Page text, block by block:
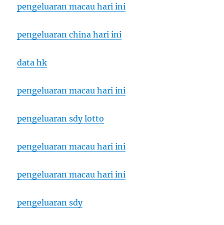
pengeluaran macau hari ini
pengeluaran china hari ini
data hk
pengeluaran macau hari ini
pengeluaran sdy lotto
pengeluaran macau hari ini
pengeluaran macau hari ini
pengeluaran sdy